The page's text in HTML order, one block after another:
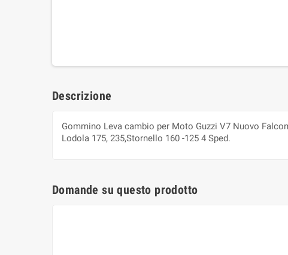
Descrizione
Gommino Leva cambio per Moto Guzzi V7 Nuovo
Lodola 175, 235,Stornello 160 -125 4 Sped.
Domande su questo prodotto